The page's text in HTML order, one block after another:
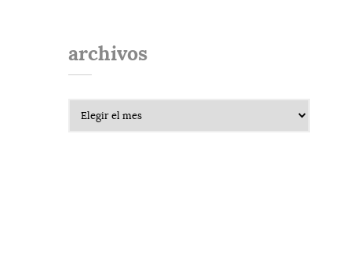
archivos